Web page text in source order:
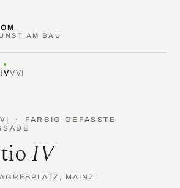
AM BAU
IVVVI
· FARBIG GEFASSTE
IV
MAINZ